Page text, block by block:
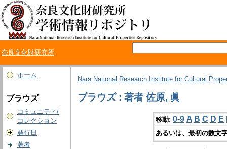
奈良文化財研究所
ホーム
ブラウズ
コミュニティ/
コレクション
発行日
著者
Nara National Research Institute for Cultural
ブラウズ : 著者 佐原, 眞
移動: 0-9 A B C D E
あるいは、最初の数文